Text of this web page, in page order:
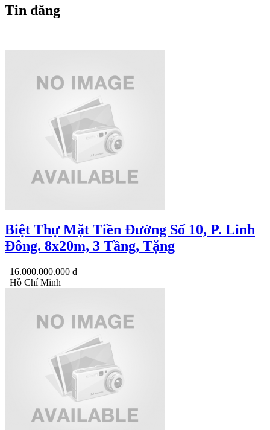
Tin đăng
Biệt Thự Mặt Tiền Đường Số 10, P. Linh
Đông. 8x20m, 3 Tầng, Tặng
16.000.000.000 đ
Hồ Chí Minh